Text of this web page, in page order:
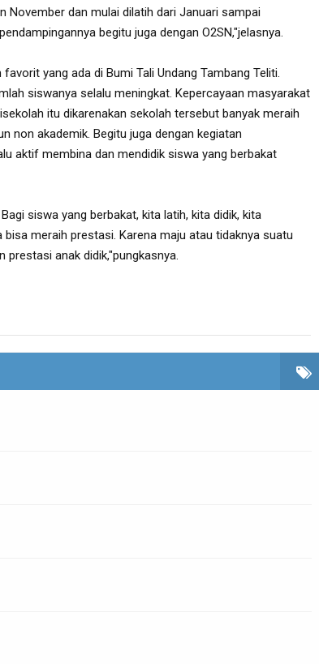
November dan mulai dilatih dari Januari sampai
begitu juga dengan O2SN,"jelasnya.
yang ada di Bumi Tali Undang Tambang Teliti.
siswanya selalu meningkat. Kepercayaan masyarakat
itu dikarenakan sekolah tersebut banyak meraih
non akademik. Begitu juga dengan kegiatan
aktif membina dan mendidik siswa yang berbakat
siswa yang berbakat, kita latih, kita didik, kita
bisa meraih prestasi. Karena maju atau tidaknya suatu
prestasi anak didik,"pungkasnya.